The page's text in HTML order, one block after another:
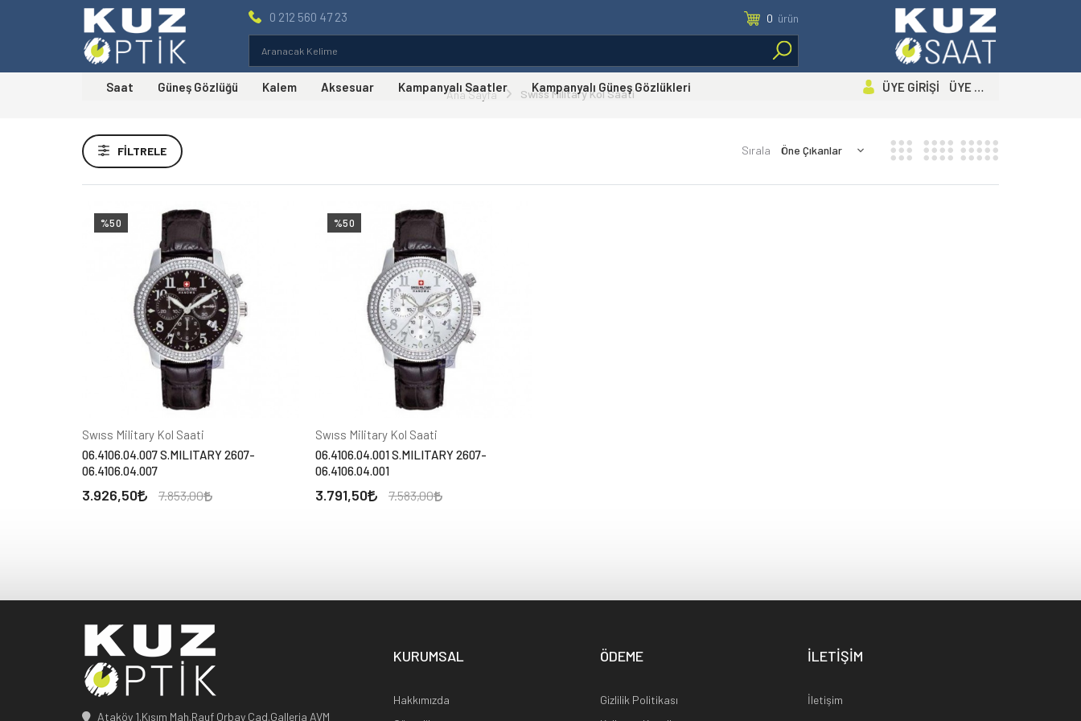
0 212 560 47 23 0 ürün
Saat Güneş Gözlüğü Kalem Aksesuar Kampanyalı Saatler Kampanyalı Güneş Gözlükleri ÜYE GİRİŞİ ÜYE OL
Ana Sayfa Swıss Military Kol Saati
Fiyat Aralığı
FILTRELE Sırala
%50
Swıss Military Kol Saati
06.4106.04.007 S.MILITARY 2607-
06.4106.04.007
3.926,50 7.853,00
%50
Swıss Military Kol Saati
06.4106.04.001 S.MILITARY 2607-
06.4106.04.001
3.791,50 7.583,00
Ataköy 1.Kısım Mah.Rauf Orbay Cad.Galleria AVM
KURUMSAL
Hakkımızda
ÖDEME
Gizlilik Politikası
İLETİŞİM
İletişim